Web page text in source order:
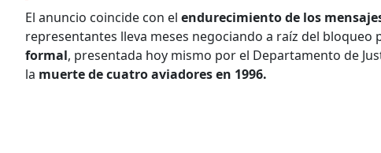
El anuncio coincide con el endurecimiento de los
representantes lleva meses negociando a raíz del bloqueo
formal, presentada hoy mismo por el Departamento de
la muerte de cuatro aviadores en 1996.